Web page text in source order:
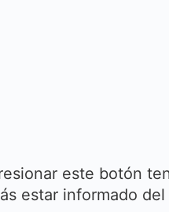
este botón
estar informado